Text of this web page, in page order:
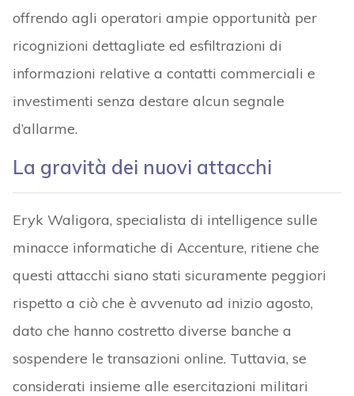
offrendo agli operatori ampie opportunità per
ricognizioni dettagliate ed esfiltrazioni di
informazioni relative a contatti commerciali e
investimenti senza destare alcun segnale
d’allarme.
La gravità dei nuovi attacchi
Eryk Waligora, specialista di intelligence sulle
minacce informatiche di Accenture, ritiene che
questi attacchi siano stati sicuramente peggiori
rispetto a ciò che è avvenuto ad inizio agosto,
dato che hanno costretto diverse banche a
sospendere le transazioni online. Tuttavia, se
considerati insieme alle esercitazioni militari